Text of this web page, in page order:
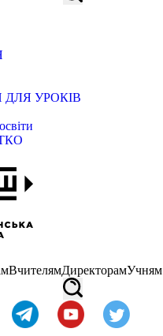
ДЛЯ УРОКІВ
ВчителямДиректорамУчням